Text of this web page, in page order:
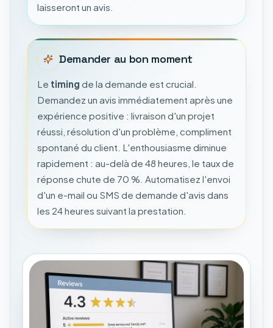
laisseront un avis.
Demander au bon moment
Le timing de la demande est crucial.
Demandez un avis immédiatement après une
expérience positive : livraison d'un projet
réussi, résolution d'un problème, compliment
spontané du client. L'enthousiasme diminue
rapidement : au-delà de 48 heures, le taux de
réponse chute de 70 %. Automatisez l'envoi
d'un e-mail ou SMS de demande d'avis dans
les 24 heures suivant la prestation.